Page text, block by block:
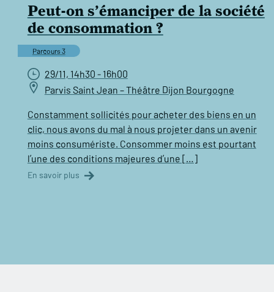
Peut-on s’émanciper de la société
de consommation ?
Parcours 3
29/11, 14h30 - 16h00
Parvis Saint Jean – Théâtre Dijon Bourgogne
Constamment sollicités pour acheter des biens en un
clic, nous avons du mal à nous projeter dans un avenir
moins consumériste. Consommer moins est pourtant
l’une des conditions majeures d’une […]
En savoir plus